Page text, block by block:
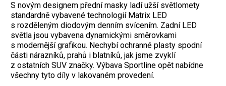
S novým designem přední masky ladí užší světlomety
standardně vybavené technologií Matrix LED
s rozděleným diodovým denním svícením. Zadní LED
světla jsou vybavena dynamickými směrovkami
s modernější grafikou. Nechybí ochranné plasty spodní
části nárazníků, prahů i blatníků, jak jsme zvyklí
z ostatních SUV značky. Výbava Sportline opět nabídne
všechny tyto díly v lakovaném provedení.